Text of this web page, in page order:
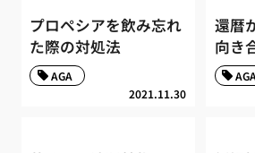
プロペシアを飲み忘れ
た際の対処法
2021.11.30
AGA
還暦
向き
AGA